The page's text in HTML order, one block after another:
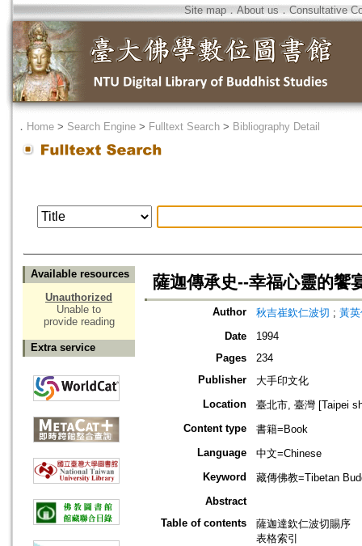
Site map．About us ． Consultative
． Home > Search Engine > Fulltext Search > Bibliography Detail
Available resources
Unauthorized
Unable to
provide reading
Extra service
薩迦傳承史--幸福心靈的饗
Author 秋吉崔欽仁波切 ; 黃
Date
1994
Pages
234
Publisher
大手印文化
Location
臺北市, 臺灣 [Taipei
Content type
書籍=Book
Language
中文=Chinese
Keyword
藏傳佛教=Tibetan
Abstract
Table of contents
薩迦達欽仁波切賜序
表格索引